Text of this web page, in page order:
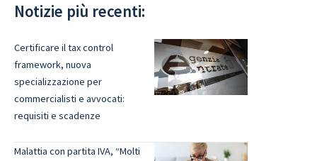
Notizie più recenti:
Certificare il tax control
framework, nuova
specializzazione per
commercialisti e avvocati:
requisiti e scadenze
Malattia con partita IVA, “Molti